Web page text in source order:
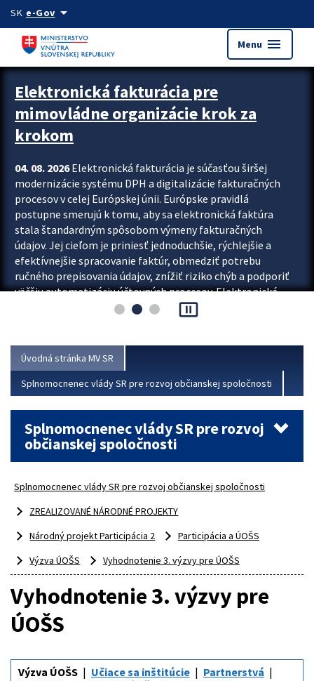
Preskocit na hlavný obsah
SK e-Govarrow_drop_down
Menu menu
Zastavit automatický posun upútavok
Elektronická fakturácia pre
mimovládne organizácie krok za
krokom
04. 08. 2026Elektronická fakturácia je súčasťou širšej
modernizácie systému DPH a digitalizácie fakturačných
procesov v celej Európskej únii. Európske pravidlá
postupne smerujú k tomu, aby sa elektronická faktúra
stala štandardným spôsobom výmeny fakturačných
údajov. Jej cieľom je priniesť jednoduchšie, rýchlejšie a
efektívnejšie spracovanie faktúr, obmedziť potrebu
ručného prepisovania údajov, znížiť riziko chýb a podporiť
väčšiu automatizáciu účtovných procesov. Elektronická
fakturácia preto nepredstavuje...
pause_presentation
Úvodná stránka MV SR
Splnomocnenec vlády SR pre rozvoj občianskej spoločnosti
Splnomocnenec vlády SR pre rozvoj
občianskej spoločnosti
Splnomocnenec vlády SR pre rozvoj občianskej spoločnosti
ZREALIZOVANÉ NÁRODNÉ PROJEKTY
Národný projekt Participácia 2
Participácia a ÚOŠS
Výzva ÚOŠS
Vyhodnotenie 3. výzvy pre ÚOŠS
Vyhodnotenie 3. výzvy pre
ÚOŠS
Výzva ÚOŠS Učiace sa inštitúcie
Partnerstvá